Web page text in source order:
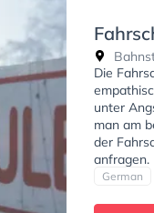
Die
unter
man am
der
anfragen.
German